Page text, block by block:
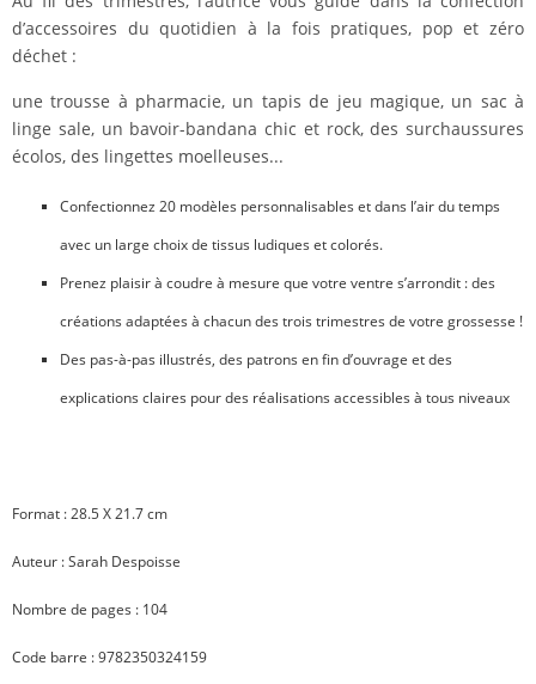
d’accessoires du quotidien à la fois pratiques, pop et zéro
déchet :
une trousse à pharmacie, un tapis de jeu magique, un sac à
linge sale, un bavoir-bandana chic et rock, des surchaussures
écolos, des lingettes moelleuses...
Confectionnez 20 modèles personnalisables et dans l’air du temps
avec un large choix de tissus ludiques et colorés.
Prenez plaisir à coudre à mesure que votre ventre s’arrondit :des
créations adaptées à chacun des trois trimestres de votre grossesse !
Des pas-à-pas illustrés, des patrons en fin d’ouvrage et des
explications claires pour des réalisations accessibles à tous niveaux
Format : 28.5 X 21.7 cm
Auteur : Sarah Despoisse
Nombre de pages : 104
Code barre :9782350324159